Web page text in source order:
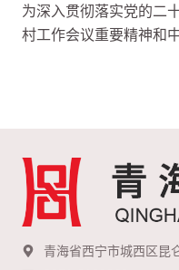
为深入贯彻落实党的二
村工作会议重要精神和
青海省西宁市城西区昆